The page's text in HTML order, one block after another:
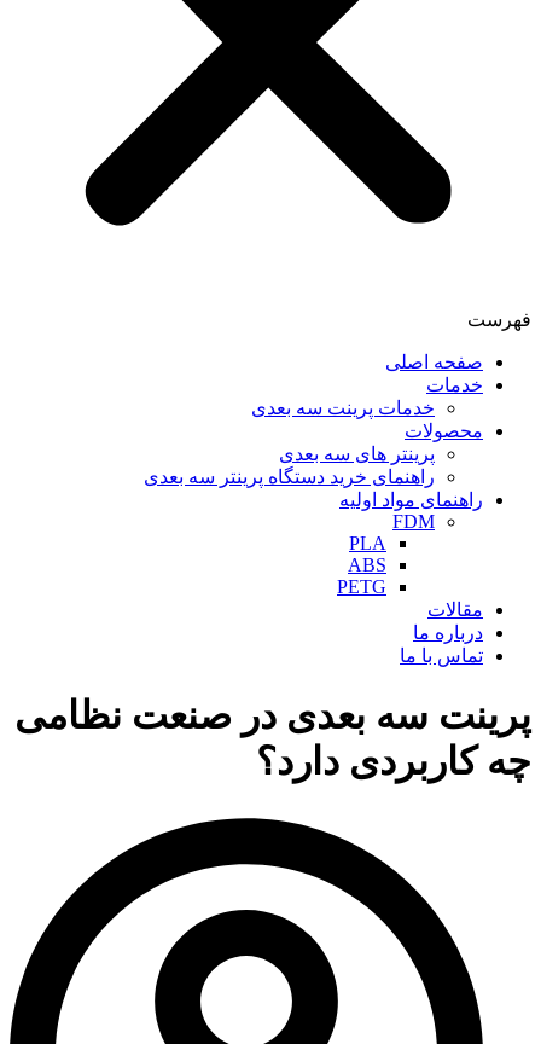
فهرست
صفحه اصلی
خدمات
خدمات پرینت سه بعدی
محصولات
پرینتر های سه بعدی
راهنمای خرید دستگاه پرینتر سه بعدی
راهنمای مواد اولیه
FDM
PLA
ABS
PETG
مقالات
درباره ما
تماس با ما
پرینت سه بعدی در صنعت نظامی
چه کاربردی دارد؟